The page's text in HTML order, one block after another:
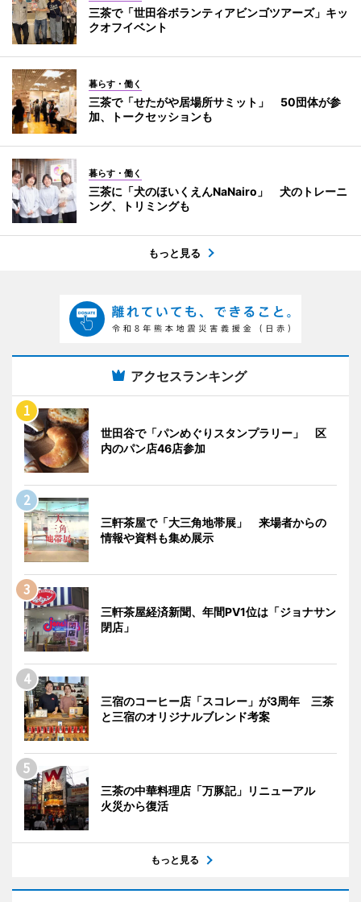
三茶で「世田谷ボランティアビンゴツアーズ」キッ
クオフイベント
暮らす・働く
三茶で「せたがや居場所サミット」 50団体が参
加、トークセッションも
暮らす・働く
三茶に「犬のほいくえんNaNairo」 犬のトレーニ
ング、トリミングも
もっと見る
アクセスランキング
世田谷で「パンめぐりスタンプラリー」 区
内のパン店46店参加
三軒茶屋で「大三角地帯展」 来場者からの
情報や資料も集め展示
三軒茶屋経済新聞、年間PV1位は「ジョナサン
閉店」
三宿のコーヒー店「スコレー」が3周年 三茶
と三宿のオリジナルブレンド考案
三茶の中華料理店「万豚記」リニューアル
火災から復活
もっと見る